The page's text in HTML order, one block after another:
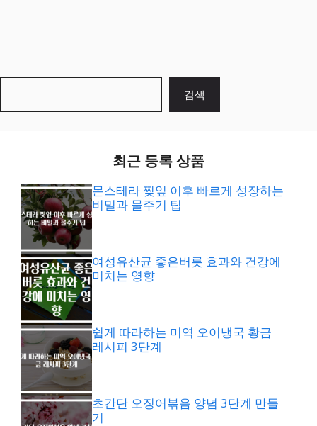
검색
최근 등록 상품
몬스테라 찢잎 이후 빠르게 성장하는
비밀과 물주기 팁
여성유산균 좋은버릇 효과와 건강에
미치는 영향
쉽게 따라하는 미역 오이냉국 황금
레시피 3단계
초간단 오징어볶음 양념 3단계 만들
기